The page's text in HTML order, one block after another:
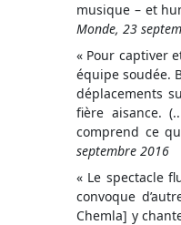
musique – et
Monde, 23
« Pour captiver
équipe soudée.
déplacements
fière aisance.
comprend ce
septembre 2016
« Le spectacle
convoque
Chemla] y